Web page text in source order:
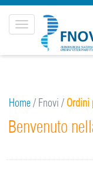
Toggle
navigation
Home/ Fnovi / Ordini
Benvenuto